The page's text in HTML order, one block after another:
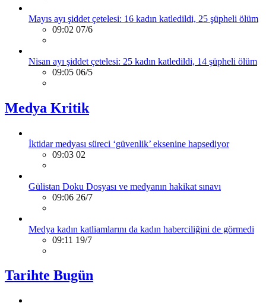
Mayıs ayı şiddet çetelesi: 16 kadın katledildi, 25 şüpheli ölüm
09:02 07/6
Nisan ayı şiddet çetelesi: 25 kadın katledildi, 14 şüpheli ölüm
09:05 06/5
Medya Kritik
İktidar medyası süreci ‘güvenlik’ eksenine hapsediyor
09:03 02
Gülistan Doku Dosyası ve medyanın hakikat sınavı
09:06 26/7
Medya kadın katliamlarını da kadın haberciliğini de görmedi
09:11 19/7
Tarihte Bugün